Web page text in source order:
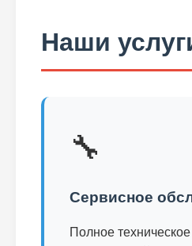
Наши
🔧
Сервисное
Полное